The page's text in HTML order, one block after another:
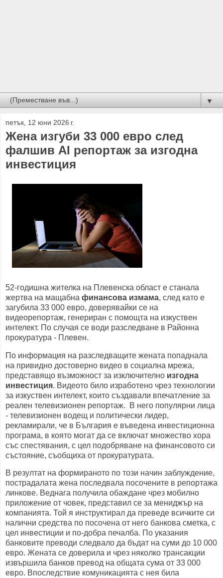
▼
петък, 12 юни 2026 г.
Жена изгуби 33 000 евро след
фалшив AI репортаж за изгодна
инвестиция
52-годишна жителка на Плевенска област е станала
жертва на мащабна финансова измама, след като е
загубила 33 000 евро, доверявайки се на
видеорепортаж, генериран с помощта на изкуствен
интелект. По случая се води разследване в Районна
прокуратура - Плевен.
По информация на разследващите жената попаднала
на привидно достоверно видео в социална мрежа,
представящо възможност за изключително изгодна
инвестиция. Видеото било изработено чрез технологии
за изкуствен интелект, които създавали впечатление за
реален телевизионен репортаж. В него популярни лица
- телевизионен водещ и политически лидер,
рекламирали, че в България е въведена инвестиционна
програма, в която могат да се включат множество хора
със спестявания, с цел подобряване на финансовото си
състояние, съобщиха от прокуратурата.
В резултат на формираното по този начин заблуждение,
пострадалата жена последвала посочените в репортажа
линкове. Веднага получила обаждане чрез мобилно
приложение от човек, представил се за мениджър на
компанията. Той я инструктирал да преведе всичките си
налични средства по посочена от него банкова сметка, с
цел инвестиции и по-добра печалба. По указания
банковите преводи следвало да бъдат на суми до 10 000
евро. Жената се доверила и чрез няколко трансакции
извършила банков превод на общата сума от 33 000
евро. Впоследствие комуникацията с нея била